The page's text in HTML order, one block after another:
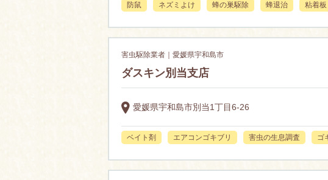
防鼠 ネズミよけ 蜂の巣駆除 蜂退治 粘着板
害虫駆除業者｜愛媛県宇和島市
ダスキン別当支店
愛媛県宇和島市別当1丁目6-26
ベイト剤 エアコンゴキブリ 害虫の生息調査 ゴ